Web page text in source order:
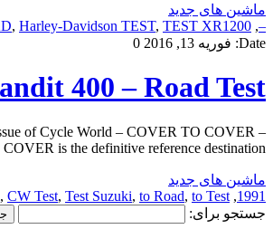
ماشین های جدید
–
,
, Harley-Davidson TEST, TEST XR1200
Date: فوریه 13, 2016 0
400 – Road Test
of Cycle World – COVER TO COVER –
is the definitive reference destination […]
ماشین های جدید
1991
,
, CW Test, Test Suzuki, to Road, to Test
جستجو برای: